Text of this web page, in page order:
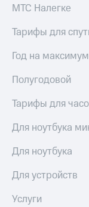
Описание
облигаций
Контакты
развитие
деловая этика
На главную
МТС Налегке
Тарифы для
Год на
Полугодовой
Тарифы для
Для ноутбука
Для ноутбука
Для устройств
Услуги